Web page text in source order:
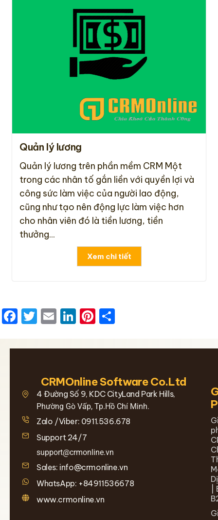
Quản lý lương
Quản lý lương trên phần mềm CRM Một
trong các nhân tố gắn liền với quyền lợi và
công sức làm việc của người lao động,
cũng như tạo nên động lực làm việc hơn
cho nhân viên đó là tiền lương, tiền
thưởng...
Xem chi tiết
Facebook
Twitter
EmailLinkedIn
Pinterest
CRMOnline Software Co.Ltd
4 Đường Số 9, KDC CityLand Park Hills,
Phường Gò Vấp, Tp.Hồ Chí Minh.
Zalo /Viber: 0911.536.678
Support 24/7
support@crmonline.vn
Sales: info@crmonline.vn
WhatsApp: +84911536678
www.crmonline.vn